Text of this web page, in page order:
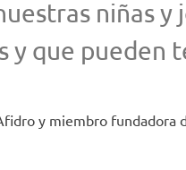
niñas y
y que pueden
y miembro fundadora